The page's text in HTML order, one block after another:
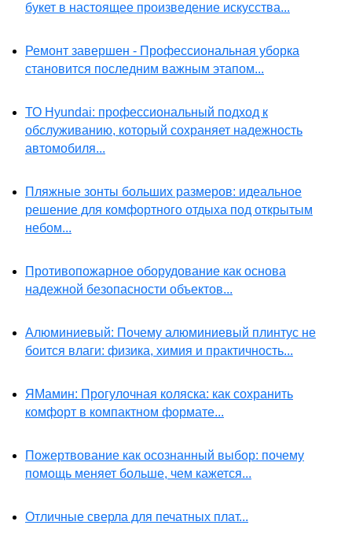
букет в настоящее произведение искусства...
Ремонт завершен - Профессиональная уборка
становится последним важным этапом...
ТО Hyundai: профессиональный подход к
обслуживанию, который сохраняет надежность
автомобиля...
Пляжные зонты больших размеров: идеальное
решение для комфортного отдыха под открытым
небом...
Противопожарное оборудование как основа
надежной безопасности объектов...
Алюминиевый: Почему алюминиевый плинтус не
боится влаги: физика, химия и практичность...
ЯМамин: Прогулочная коляска: как сохранить
комфорт в компактном формате...
Пожертвование как осознанный выбор: почему
помощь меняет больше, чем кажется...
Отличные сверла для печатных плат...